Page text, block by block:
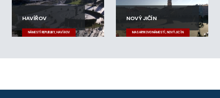
HAVÍŘOV
NÁMĚSTÍ REPUBLIKY, HAVÍŘOV
NOVÝ JIČÍN
MASARYKOVO NÁMĚSTÍ, NOVÝ JIČÍN